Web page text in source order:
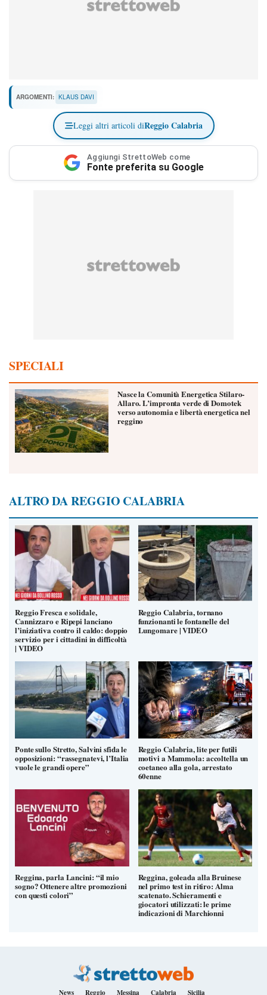
ARGOMENTI: KLAUS DAVI
Leggi altri articoli diReggio Calabria
Aggiungi StrettoWeb come
Fonte preferita su Google
SPECIALI
Nasce la Comunità Energetica Stilaro-
Allaro. L’impronta verde di Domotek
verso autonomia e libertà energetica nel
reggino
ALTRO DA REGGIO CALABRIA
Reggio Fresca e solidale,
Cannizzaro e Ripepi lanciano
l’iniziativa contro il caldo: doppio
servizio per i cittadini in difficoltà
| VIDEO
Reggio Calabria, tornano
funzionanti le fontanelle del
Lungomare | VIDEO
Ponte sullo Stretto, Salvini sfida le
opposizioni: “rassegnatevi, l’Italia
vuole le grandi opere”
Reggio Calabria, lite per futili
motivi a Mammola: accoltella un
coetaneo alla gola, arrestato
60enne
Reggina, parla Lancini: “il mio
sogno? Ottenere altre promozioni
con questi colori”
Reggina, goleada alla Bruinese
nel primo test in ritiro: Alma
scatenato. Schieramenti e
giocatori utilizzati: le prime
indicazioni di Marchionni
News Reggio Messina Calabria Sicilia